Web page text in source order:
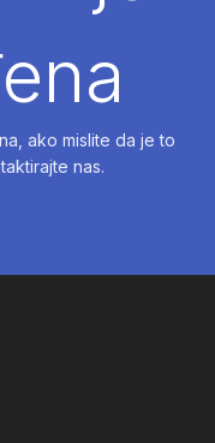
ako mislite da je to
nas.